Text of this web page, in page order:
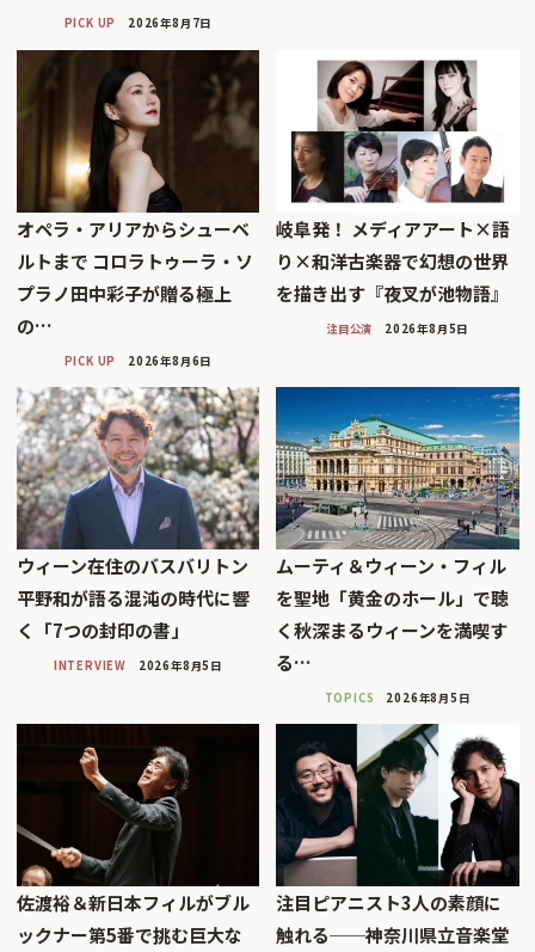
PICK UP 2026年8月7日
オペラ・アリアからシューベ
ルトまで コロラトゥーラ・ソ
プラノ田中彩子が贈る極上
の…
PICK UP 2026年8月6日
岐阜発！ メディアアート×語
り×和洋古楽器で幻想の世界
を描き出す『夜叉が池物語』
注目公演 2026年8月5日
ウィーン在住のバスバリトン
平野和が語る混沌の時代に響
く「7つの封印の書」
INTERVIEW 2026年8月5日
ムーティ＆ウィーン・フィル
を聖地「黄金のホール」で聴
く秋深まるウィーンを満喫す
る…
TOPICS 2026年8月5日
佐渡裕＆新日本フィルがブル
ックナー第5番で挑む巨大な
注目ピアニスト3人の素顔に
触れる──神奈川県立音楽堂